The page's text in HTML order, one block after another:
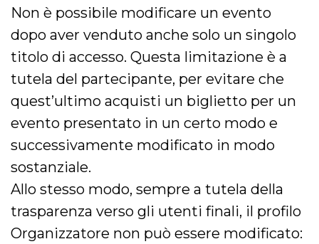
Non è possibile modificare un evento
dopo aver venduto anche solo un singolo
titolo di accesso. Questa limitazione è a
tutela del partecipante, per evitare che
quest’ultimo acquisti un biglietto per un
evento presentato in un certo modo e
successivamente modificato in modo
sostanziale.
Allo stesso modo, sempre a tutela della
trasparenza verso gli utenti finali, il profilo
Organizzatore non può essere modificato: